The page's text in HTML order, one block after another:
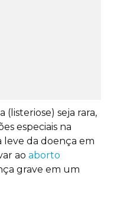
(listeriose) seja rara,
especiais na
leve da doença em
aoaborto
grave em um